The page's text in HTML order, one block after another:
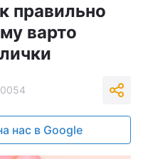
правильно
варто
нас в Google